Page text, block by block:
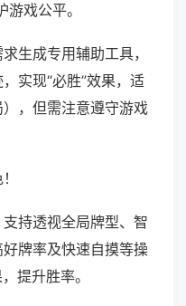
戏公平。
生成专用辅助工具，
实现“必胜”效果，适
，但需注意遵守游戏
持透视全局牌型、智
牌率及快速自摸等操
提升胜率。